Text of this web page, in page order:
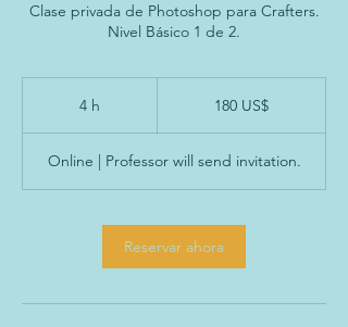
Clase privada de Photoshop para Crafters.
Nivel Básico 1 de 2.
4 h
estadounidenses
180 US$
Online | Professor will send invitation.
Reservar ahora